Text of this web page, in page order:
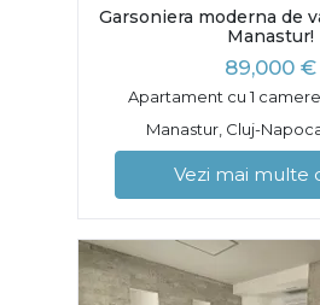
Garsoniera moderna de
Manastur!
89,000 €
Apartament cu 1
Manastur, Cluj-
Vezi mai multe